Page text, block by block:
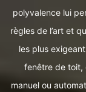
polyvalence lui
règles de l’art et
les plus
fenêtre de toit,
manuel ou